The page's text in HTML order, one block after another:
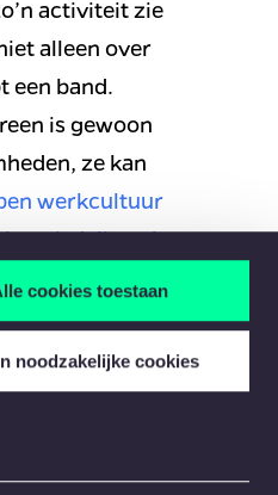
cookies toestaan
noodzakelijke cookies
activiteit zie
alleen over
een band.
is gewoon
ze kan
werkcultuur
Ik
Nadine.
‘lean’,